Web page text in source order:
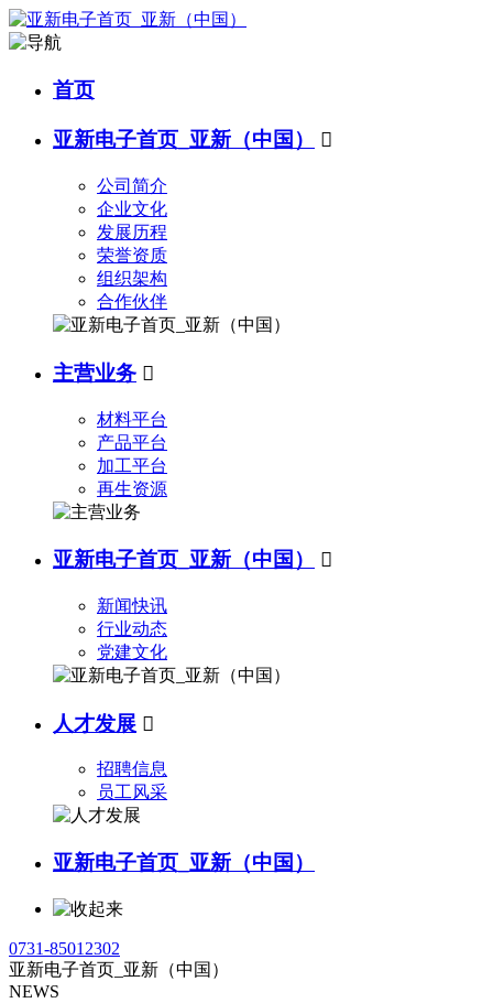
首页
亚新电子首页_亚新（中国） 
公司简介
企业文化
发展历程
荣誉资质
组织架构
合作伙伴
主营业务 
材料平台
产品平台
加工平台
再生资源
亚新电子首页_亚新（中国） 
新闻快讯
行业动态
党建文化
人才发展 
招聘信息
员工风采
亚新电子首页_亚新（中国）
0731-85012302
亚新电子首页_亚新（中国）
NEWS